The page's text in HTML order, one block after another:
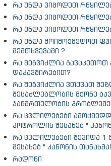
რა უნდა ვიცოდეთ
რა უნდა ვიცოდეთ
რა უნდა ვიცოდეთ
რა უნდა მოიმოქმედოთ
შემთხვევაში ?
რა შეგვიძლია
დაკავშირებით?
რა შეგვიძლია ვთქვათ
შესაძლებლობის მქონე
ჯანმრთელობის
რა ცვლილებები
კოტროლის შესახებ "
რა ცვლილებები შევიდა 1
შესახებ " კანონის
რადონი